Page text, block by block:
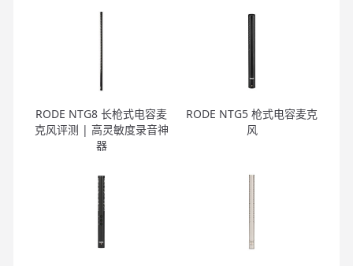
RODE NTG8 长枪式电容麦
克风评测 | 高灵敏度录音神
器
RODE NTG5 枪式电容麦克
风